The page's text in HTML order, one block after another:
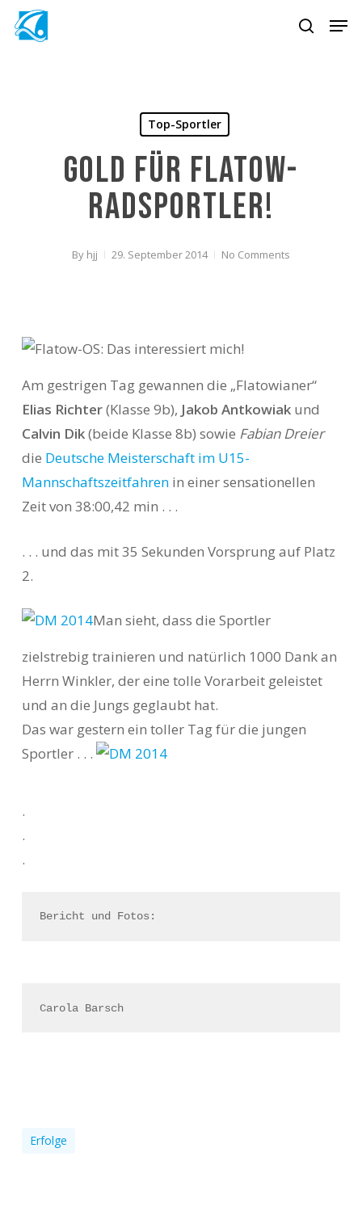
Skip
search
Top-Sportler
Gold für Flatow-
Radsportler!
By hjj 29. September 2014 No Comments
Am gestrigen Tag gewannen die „Flatowianer“
Elias Richter(Klasse 9b), Jakob Antkowiakund
Calvin Dik(beide Klasse 8b) sowie Fabian Dreier
die Deutsche Meisterschaft im U15-
Mannschaftszeitfahrenin einer sensationellen
Zeit von 38:00,42 min . . .
. . . und das mit 35 Sekunden Vorsprung auf Platz
2.
Man sieht, dass die Sportler
zielstrebig trainieren und natürlich 1000 Dank an
Herrn Winkler, der eine tolle Vorarbeit geleistet
und an die Jungs geglaubt hat.
Das war gestern ein toller Tag für die jungen
Sportler . . .
.
.
.
Bericht und Fotos:
Carola Barsch
Erfolge